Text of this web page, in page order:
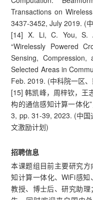
Transactions on
3437-3452, July 2019. (
[14] X. Li, C. You, S.
“Wirelessly Powered
Sensing, Compression,
Selected Areas in
Feb. 2019. (中科院一区
[15] 韩凯峰，周梓钦，王
构的通信感知计算一体化
3, pp. 31-39, 2023. (中
文激励计划)
招聘信息
本课题组目前主要研究
知计算一体化、WiFi感
教授、博士后、研究助